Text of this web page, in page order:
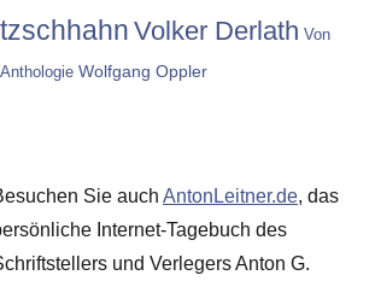
Volker Derlath Von
Wolfgang Oppler
Sie auch AntonLeitner.de, das
Internet-Tagebuch des
und Verlegers Anton G.